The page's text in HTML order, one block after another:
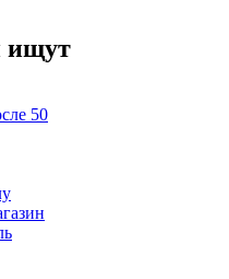
ищут
50